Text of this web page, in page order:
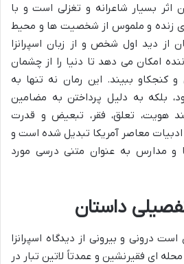
بسیار شاعرانه و تغزلی است و با
زنده و ملموس از شخصیت ها و محیط
از دید اول شخص و از زبان اسپرانزا
امکان می دهد تا دنیا را از چشمان
ببیند. این رمان نه تنها به
بلکه به دلیل پرداختن به مضامین
هویت، تعلق، فقر، تبعیض و قدرت
ادبیات معاصر آمریکا تبدیل شده است و
و مدارس به عنوان متنی درسی مورد
داستان
درونی و بیرونی از دیدگاه اسپرانزا
ای فقیرنشین و عمدتاً لاتین تبار در